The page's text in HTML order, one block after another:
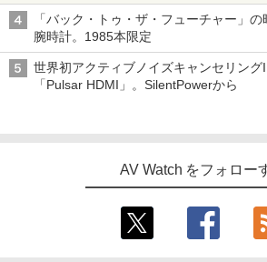
「バック・トゥ・ザ・フューチャー」
腕時計。1985本限定
世界初アクティブノイズキャンセリン
「Pulsar HDMI」。SilentPowerから
AV Watch をフォロー